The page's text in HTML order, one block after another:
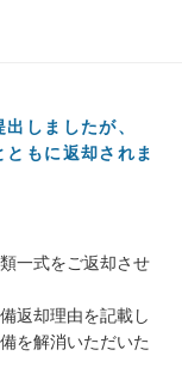
しましたが、
ともに返却されま
一式をご返却させ
返却理由を記載し
を解消いただいた